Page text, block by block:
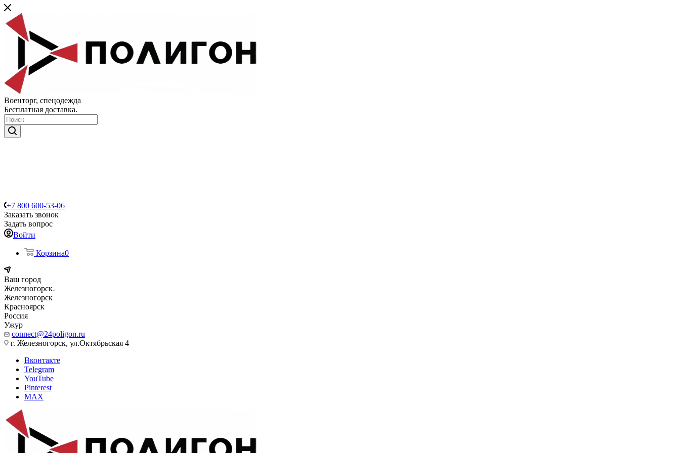
Военторг, спецодежда
Бесплатная доставка.
+7 800 600-53-06
Заказать звонок
Задать вопрос
Войти
Корзина0
Ваш город
Железногорск
Железногорск
Красноярск
Россия
Ужур
connect@24poligon.ru
г. Железногорск, ул.Октябрьская 4
Вконтакте
Telegram
YouTube
Pinterest
MAX